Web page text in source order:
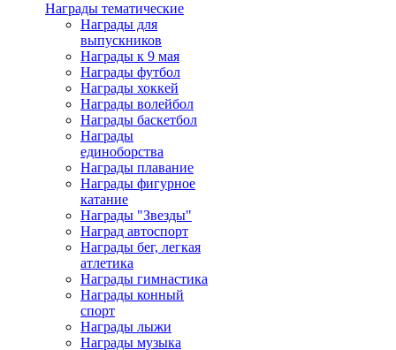
Награды тематические
Награды для
выпускников
Награды к 9 мая
Награды футбол
Награды хоккей
Награды волейбол
Награды баскетбол
Награды
единоборства
Награды плавание
Награды фигурное
катание
Награды "Звезды"
Наград автоспорт
Награды бег, легкая
атлетика
Награды гимнастика
Награды конный
спорт
Награды лыжи
Награды музыка